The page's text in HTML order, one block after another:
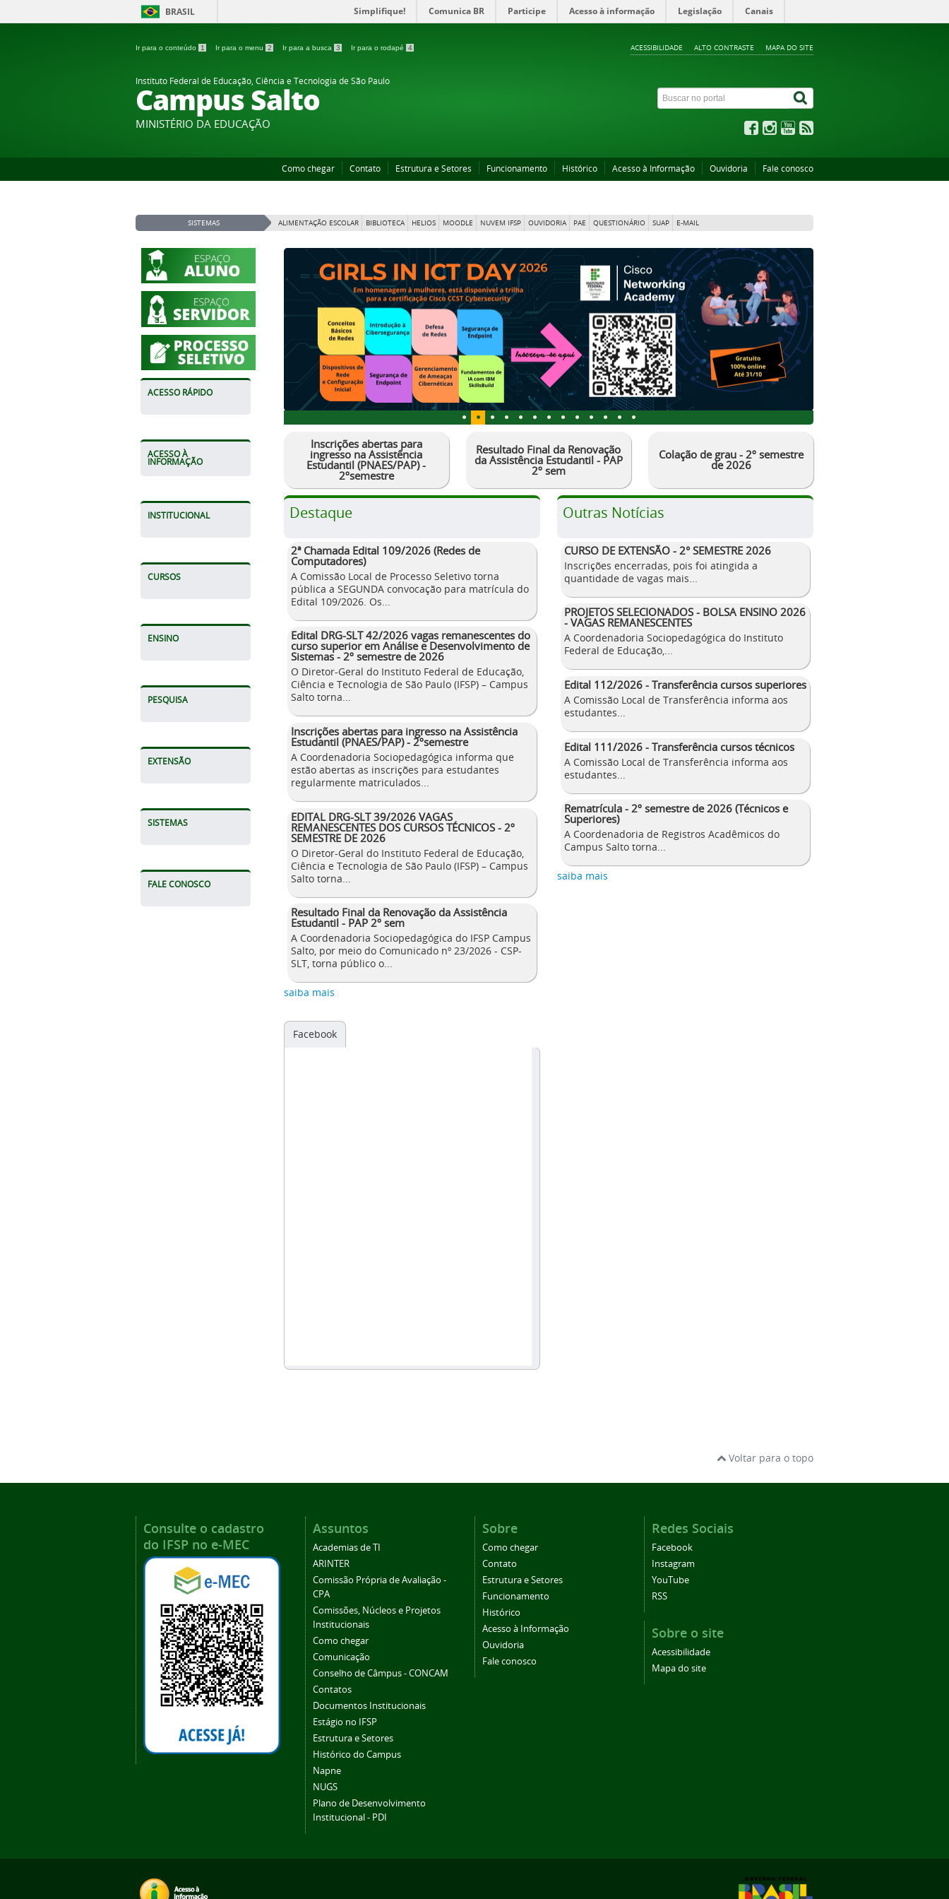
BRASIL Simplifique! Comunica BR Participe Acesso à informação Legislação Canais
Ir para o conteúdo 1 Ir para o menu 2 Ir para a busca 3 Ir para o rodapé 4 ACESSIBILIDADE ALTO CONTRASTE MAPA DO SITE
Instituto Federal de Educação, Ciência e Tecnologia de São Paulo
Campus Salto
MINISTÉRIO DA EDUCAÇÃO
Como chegar Contato Estrutura e Setores Funcionamento Histórico Acesso à Informação Ouvidoria Fale conosco
SISTEMAS ALIMENTAÇÃO ESCOLAR BIBLIOTECA HELIOS MOODLE NUVEM IFSP OUVIDORIA PAE QUESTIONÁRIO SUAP E-MAIL
ACESSO RÁPIDO
ACESSO À
INFORMAÇÃO
INSTITUCIONAL
CURSOS
ENSINO
PESQUISA
EXTENSÃO
SISTEMAS
FALE CONOSCO
Inscrições abertas para
ingresso na Assistência
Estudantil (PNAES/PAP) -
2ºsemestre
Resultado Final da Renovação
da Assistência Estudantil - PAP
2º sem
Colação de grau - 2º semestre
de 2026
Destaque
2ª Chamada Edital 109/2026 (Redes de
Computadores)
A Comissão Local de Processo Seletivo torna
pública a SEGUNDA convocação para matrícula do
Edital 109/2026. Os...
Edital DRG-SLT 42/2026 vagas remanescentes do
curso superior em Análise e Desenvolvimento de
Sistemas - 2º semestre de 2026
O Diretor-Geral do Instituto Federal de Educação,
Ciência e Tecnologia de São Paulo (IFSP) – Campus
Salto torna...
Inscrições abertas para ingresso na Assistência
Estudantil (PNAES/PAP) - 2ºsemestre
A Coordenadoria Sociopedagógica informa que
estão abertas as inscrições para estudantes
regularmente matriculados...
EDITAL DRG-SLT 39/2026 VAGAS
REMANESCENTES DOS CURSOS TÉCNICOS - 2º
SEMESTRE DE 2026
O Diretor-Geral do Instituto Federal de Educação,
Ciência e Tecnologia de São Paulo (IFSP) – Campus
Salto torna...
Resultado Final da Renovação da Assistência
Estudantil - PAP 2º sem
A Coordenadoria Sociopedagógica do IFSP Campus
Salto, por meio do Comunicado nº 23/2026 - CSP-
SLT, torna público o...
saiba mais
Outras Notícias
CURSO DE EXTENSÃO - 2° SEMESTRE 2026
Inscrições encerradas, pois foi atingida a
quantidade de vagas mais...
PROJETOS SELECIONADOS - BOLSA ENSINO 2026
- VAGAS REMANESCENTES
A Coordenadoria Sociopedagógica do Instituto
Federal de Educação,...
Edital 112/2026 - Transferência cursos superiores
A Comissão Local de Transferência informa aos
estudantes...
Edital 111/2026 - Transferência cursos técnicos
A Comissão Local de Transferência informa aos
estudantes...
Rematrícula - 2º semestre de 2026 (Técnicos e
Superiores)
A Coordenadoria de Registros Acadêmicos do
Campus Salto torna...
saiba mais
Facebook
Voltar para o topo
Consulte o cadastro
do IFSP no e-MEC
Assuntos
Academias de TI
ARINTER
Comissão Própria de Avaliação -
CPA
Comissões, Núcleos e Projetos
Institucionais
Como chegar
Comunicação
Conselho de Câmpus - CONCAM
Contatos
Documentos Institucionais
Estágio no IFSP
Estrutura e Setores
Histórico do Campus
Napne
NUGS
Plano de Desenvolvimento
Institucional - PDI
Sobre
Como chegar
Contato
Estrutura e Setores
Funcionamento
Histórico
Acesso à Informação
Ouvidoria
Fale conosco
Redes Sociais
Facebook
Instagram
YouTube
RSS
Sobre o site
Acessibilidade
Mapa do site